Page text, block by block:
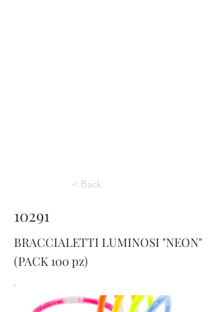
< Back
10291
BRACCIALETTI LUMINOSI "NEON"
(PACK 100 pz)